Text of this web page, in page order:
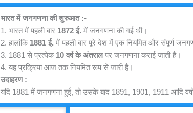
भारत में जनगणना की शुरुआत :-
1. भारत में पहली बार 1872 ई. में जनगणना की गई थी।
2. हालांकि 1881 ई. में पहली बार पूरे देश में एक नियमित और संपूर्ण
3. 1881 से प्रत्येक 10 वर्ष के अंतराल पर जनगणना कराई जाती है।
4. यह प्रक्रिया आज तक नियमित रूप से जारी है।
उदाहरण :
यदि 1881 में जनगणना हुई, तो उसके बाद 1891, 1901, 1911 आदि